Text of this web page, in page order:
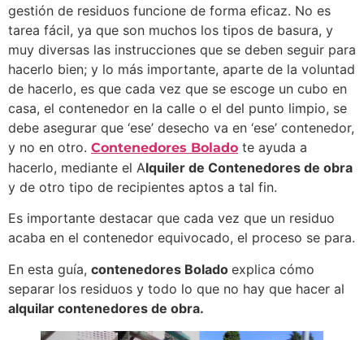
gestión de residuos funcione de forma eficaz. No es
tarea fácil, ya que son muchos los tipos de basura, y
muy diversas las instrucciones que se deben seguir para
hacerlo bien; y lo más importante, aparte de la voluntad
de hacerlo, es que cada vez que se escoge un cubo en
casa, el contenedor en la calle o el del punto limpio, se
debe asegurar que ‘ese’ desecho va en ‘ese’ contenedor,
y no en otro. Contenedores Bolado te ayuda a
hacerlo, mediante el Alquiler de Contenedores de obra
y de otro tipo de recipientes aptos a tal fin.
Es importante destacar que cada vez que un residuo
acaba en el contenedor equivocado, el proceso se para.
En esta guía, contenedores Bolado explica cómo
separar los residuos y todo lo que no hay que hacer al
alquilar contenedores de obra.